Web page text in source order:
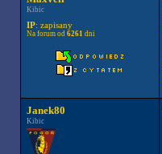
Kibic
IP: zapisany
Na forum od 6261 dni
Janek80
Kibic